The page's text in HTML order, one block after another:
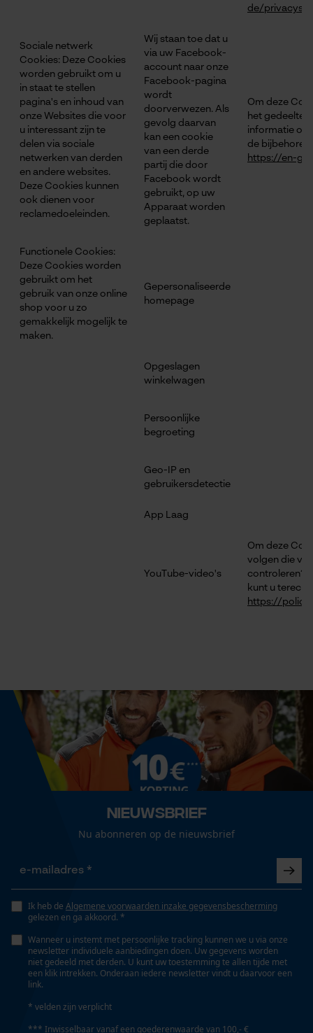
de/
Sociale netwerk
Cookies: Deze Cookies
worden gebruikt om u
in staat te stellen
pagina's en inhoud van
onze Websites die voor
u interessant zijn te
delen via sociale
netwerken van derden
en andere websites.
Deze Cookies kunnen
ook dienen voor
reclamedoeleinden.
Wij staan toe dat u
via uw Facebook-
account naar onze
Facebook-pagina
wordt
doorverwezen. Als
gevolg daarvan
kan een cookie
van een derde
partij die door
Facebook wordt
gebruikt, op uw
Apparaat worden
geplaatst.
Om deze
het gedeelte
informatie
de
https://en-
Functionele Cookies:
Deze Cookies worden
gebruikt om het
gebruik van onze online
shop voor u zo
gemakkelijk mogelijk te
maken.
Gepersonaliseerde
homepage
Opgeslagen
winkelwagen
Persoonlijke
begroeting
Geo-IP en
gebruikersdetectie
App Laag
YouTube-video's
Om deze
volgen die
kunt u terecht
https://
Nieuwsbrief
Nu abonneren op de nieuwsbrief
Ik heb de Algemene voorwaarden inzake gegevensbescherming
gelezen en ga akkoord. *
Wanneer u instemt met persoonlijke tracking kunnen we u via onze
newsletter individuele aanbiedingen doen. Uw gegevens worden
niet gedeeld met derden. U kunt uw toestemming te allen tijde met
een klik intrekken. Onderaan iedere newsletter vindt u daarvoor een
link.
* velden zijn verplicht
*** Inwisselbaar vanaf een goederenwaarde van 100,- €